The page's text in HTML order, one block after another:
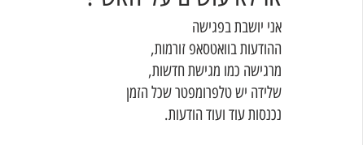
אני יושבת בפגישה
ההודעות בוואטסאפ זורמות,
מרגישה כמו מגישת חדשות,
שלידה יש טלפרומפטר שכל הזמן
נכנסות עוד ועוד הודעות.